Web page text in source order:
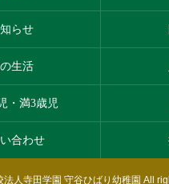
らせ
生活
・満3歳児
合わせ
法人寺田学園 守谷ひばり幼稚園 All